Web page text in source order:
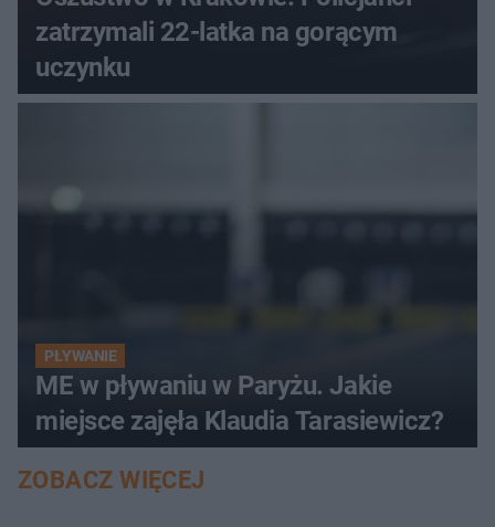
zatrzymali 22-latka na gorącym
uczynku
PŁYWANIE
ME w pływaniu w Paryżu. Jakie
miejsce zajęła Klaudia Tarasiewicz?
ZOBACZ WIĘCEJ